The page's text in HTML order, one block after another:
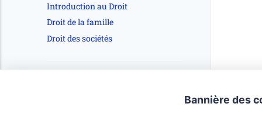
Introduction au Droit
Droit de la famille
Droit des sociétés
Bannière des